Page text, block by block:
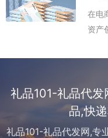
在电
资产
而言
礼品101-礼品代
品,快
礼品101-礼品代发网,专